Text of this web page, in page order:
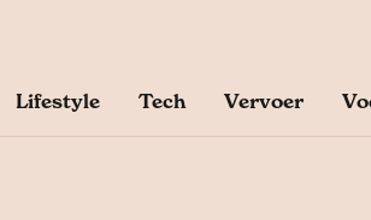
Lifestyle Tech Vervoer